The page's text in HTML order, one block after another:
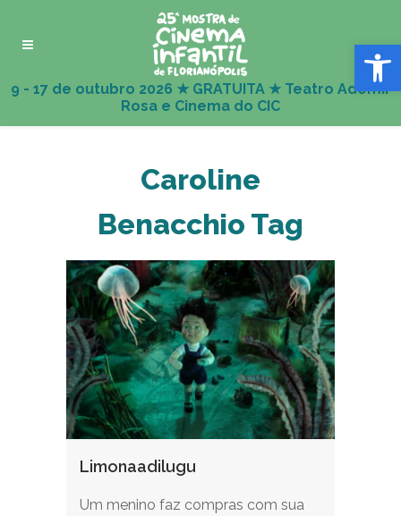
Abrir
Caroline
Benacchio Tag
Limonaadilugu
Um menino faz compras com sua